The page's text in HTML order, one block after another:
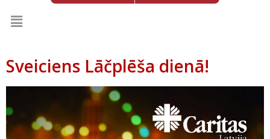
Sveiciens Lāčplēša dienā!